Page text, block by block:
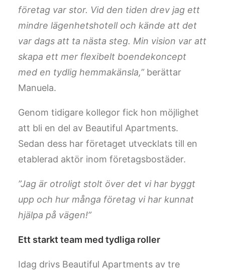
företag var stor. Vid den tiden drev jag ett
mindre lägenhetshotell och kände att det
var dags att ta nästa steg. Min vision var att
skapa ett mer flexibelt boendekoncept
med en tydlig hemmakänsla,”berättar
Manuela.
Genom tidigare kollegor fick hon möjlighet
att bli en del av Beautiful Apartments.
Sedan dess har företaget utvecklats till en
etablerad aktör inom företagsbostäder.
”Jag är otroligt stolt över det vi har byggt
upp och hur många företag vi har kunnat
hjälpa på vägen!”
Ett starkt team med tydliga roller
Idag drivs Beautiful Apartments av tre